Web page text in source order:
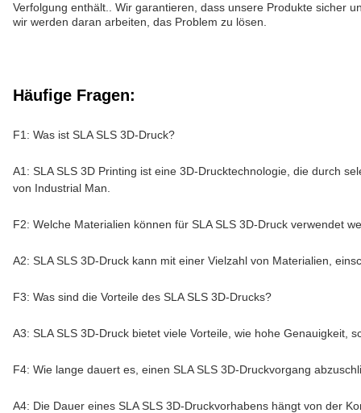
Verfolgung enthält.. Wir garantieren, dass unsere Produkte sicher
wir werden daran arbeiten, das Problem zu lösen.
Häufige Fragen:
F1: Was ist SLA SLS 3D-Druck?
A1: SLA SLS 3D Printing ist eine 3D-Drucktechnologie, die durch
von Industrial Man.
F2: Welche Materialien können für SLA SLS 3D-Druck verwendet
A2: SLA SLS 3D-Druck kann mit einer Vielzahl von Materialien,
F3: Was sind die Vorteile des SLA SLS 3D-Drucks?
A3: SLA SLS 3D-Druck bietet viele Vorteile, wie hohe Genauigkeit,
F4: Wie lange dauert es, einen SLA SLS 3D-Druckvorgang
A4: Die Dauer eines SLA SLS 3D-Druckvorhabens hängt von der